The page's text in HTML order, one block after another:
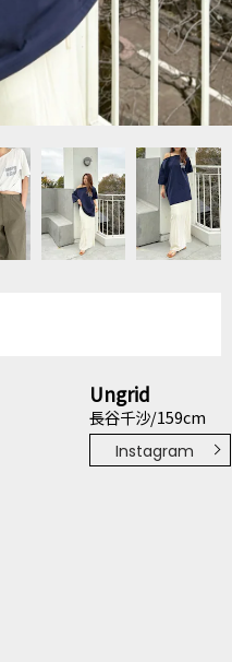
Ungrid
長谷千沙/159cm
Instagram